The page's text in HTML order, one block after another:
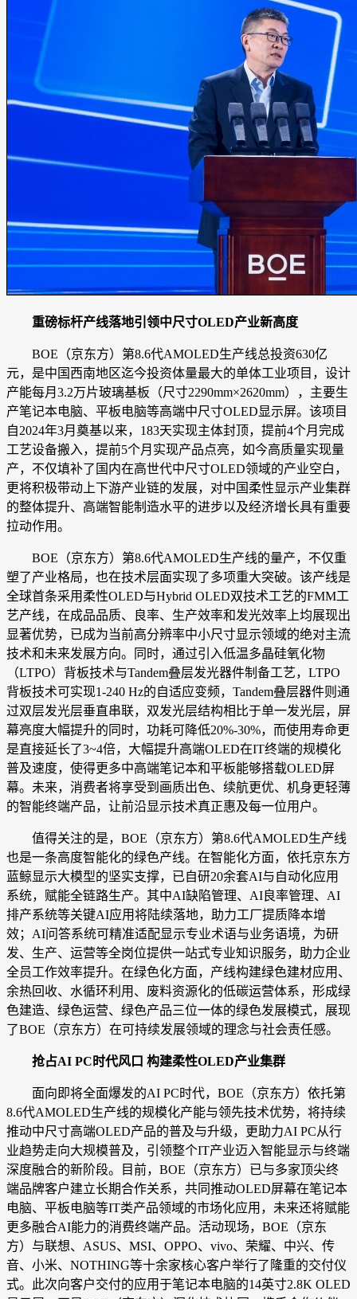
重磅标杆产线落地引领中尺寸OLED产业新高度
BOE（京东方）第8.6代AMOLED生产线总投资630亿
元，是中国西南地区迄今投资体量最大的单体工业项目，设计
产能每月3.2万片玻璃基板（尺寸2290mm×2620mm），主要生
产笔记本电脑、平板电脑等高端中尺寸OLED显示屏。该项目
自2024年3月奠基以来，183天实现主体封顶，提前4个月完成
工艺设备搬入，提前5个月实现产品点亮，如今高质量实现量
产，不仅填补了国内在高世代中尺寸OLED领域的产业空白，
更将积极带动上下游产业链的发展，对中国柔性显示产业集群
的整体提升、高端智能制造水平的进步以及经济增长具有重要
拉动作用。
BOE（京东方）第8.6代AMOLED生产线的量产，不仅重
塑了产业格局，也在技术层面实现了多项重大突破。该产线是
全球首条采用柔性OLED与Hybrid OLED双技术工艺的FMM工
艺产线，在成品品质、良率、生产效率和发光效率上均展现出
显著优势，已成为当前高分辨率中小尺寸显示领域的绝对主流
技术和未来发展方向。同时，通过引入低温多晶硅氧化物
（LTPO）背板技术与Tandem叠层发光器件制备工艺，LTPO
背板技术可实现1-240 Hz的自适应变频，Tandem叠层器件则通
过双层发光层垂直串联，双发光层结构相比于单一发光层，屏
幕亮度大幅提升的同时，功耗可降低20%-30%，而使用寿命更
是直接延长了3~4倍，大幅提升高端OLED在IT终端的规模化
普及速度，使得更多中高端笔记本和平板能够搭载OLED屏
幕。未来，消费者将享受到画质出色、续航更优、机身更轻薄
的智能终端产品，让前沿显示技术真正惠及每一位用户。
值得关注的是，BOE（京东方）第8.6代AMOLED生产线
也是一条高度智能化的绿色产线。在智能化方面，依托京东方
蓝鲸显示大模型的坚实支撑，已自研20余套AI与自动化应用
系统，赋能全链路生产。其中AI缺陷管理、AI良率管理、AI
排产系统等关键AI应用将陆续落地，助力工厂提质降本增
效；AI问答系统可精准适配显示专业术语与业务语境，为研
发、生产、运营等全岗位提供一站式专业知识服务，助力企业
全员工作效率提升。在绿色化方面，产线构建绿色建材应用、
余热回收、水循环利用、废料资源化的低碳运营体系，形成绿
色建造、绿色运营、绿色产品三位一体的绿色发展模式，展现
了BOE（京东方）在可持续发展领域的理念与社会责任感。
抢占AI PC时代风口 构建柔性OLED产业集群
面向即将全面爆发的AI PC时代，BOE（京东方）依托第
8.6代AMOLED生产线的规模化产能与领先技术优势，将持续
推动中尺寸高端OLED产品的普及与升级，更助力AI PC从行
业趋势走向大规模普及，引领整个IT产业迈入智能显示与终端
深度融合的新阶段。目前，BOE（京东方）已与多家顶尖终
端品牌客户建立长期合作关系，共同推动OLED屏幕在笔记本
电脑、平板电脑等IT类产品领域的市场化应用，未来还将赋能
更多融合AI能力的消费终端产品。活动现场，BOE（京东
方）与联想、ASUS、MSI、OPPO、vivo、荣耀、中兴、传
音、小米、NOTHING等十余家核心客户举行了隆重的交付仪
式。此次向客户交付的应用于笔记本电脑的14英寸2.8K OLED